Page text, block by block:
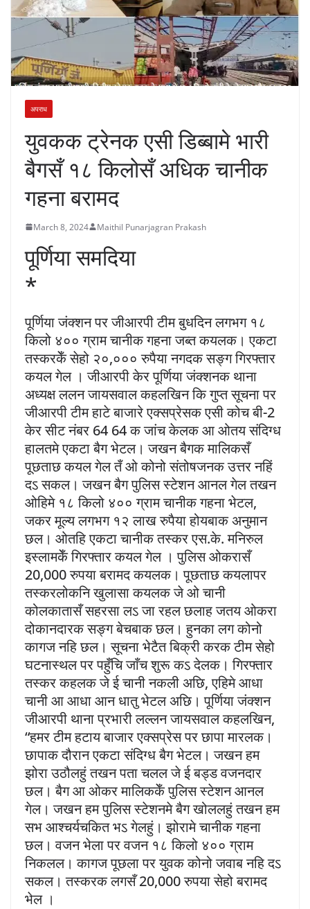
अपराध
युवकक ट्रेनक एसी डिब्बामे भारी
बैगसँ १८ किलोसँ अधिक चानीक
गहना बरामद
March 8, 2024 Maithil Punarjagran Prakash
पूर्णिया समदिया
*
पूर्णिया जंक्शन पर जीआरपी टीम बुधदिन लगभग १८
किलो ४०० ग्राम चानीक गहना जब्त कयलक। एकटा
तस्करकेँ सेहो २०,००० रुपैया नगदक सङ्ग गिरफ्तार
कयल गेल । जीआरपी केर पूर्णिया जंक्शनक थाना
अध्यक्ष ललन जायसवाल कहलखिन कि गुप्त सूचना पर
जीआरपी टीम हाटे बाजारे एक्सप्रेसक एसी कोच बी-2
केर सीट नंबर 64 64 क जांच केलक आ ओतय संदिग्ध
हालतमे एकटा बैग भेटल। जखन बैगक मालिकसँ
पूछताछ कयल गेल तँ ओ कोनो संतोषजनक उत्तर नहिं
दऽ सकल। जखन बैग पुलिस स्टेशन आनल गेल तखन
ओहिमे १८ किलो ४०० ग्राम चानीक गहना भेटल,
जकर मूल्य लगभग १२ लाख रुपैया होयबाक अनुमान
छल। ओतहि एकटा चानीक तस्कर एस.के. मनिरुल
इस्लामकेँ गिरफ्तार कयल गेल । पुलिस ओकरासँ
20,000 रुपया बरामद कयलक। पूछताछ कयलापर
तस्करलोकनि खुलासा कयलक जे ओ चानी
कोलकातासँ सहरसा लऽ जा रहल छलाह जतय ओकरा
दोकानदारक सङ्ग बेचबाक छल। हुनका लग कोनो
कागज नहि छल। सूचना भेटैत बिक्री करक टीम सेहो
घटनास्थल पर पहुँचि जाँच शुरू कऽ देलक। गिरफ्तार
तस्कर कहलक जे ई चानी नकली अछि, एहिमे आधा
चानी आ आधा आन धातु भेटल अछि। पूर्णिया जंक्शन
जीआरपी थाना प्रभारी लल्लन जायसवाल कहलखिन,
“हमर टीम हटाय बाजार एक्सप्रेस पर छापा मारलक।
छापाक दौरान एकटा संदिग्ध बैग भेटल। जखन हम
झोरा उठौलहुं तखन पता चलल जे ई बड्ड वजनदार
छल। बैग आ ओकर मालिककेँ पुलिस स्टेशन आनल
गेल। जखन हम पुलिस स्टेशनमे बैग खोललहुं तखन हम
सभ आश्चर्यचकित भऽ गेलहुं। झोरामे चानीक गहना
छल। वजन भेला पर वजन १८ किलो ४०० ग्राम
निकलल। कागज पूछला पर युवक कोनो जवाब नहि दऽ
सकल। तस्करक लगसँ 20,000 रुपया सेहो बरामद
भेल ।